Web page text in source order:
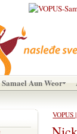
Samael Aun Weor
VOPUS